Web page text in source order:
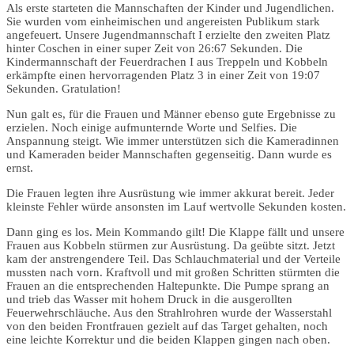
Als erste starteten die Mannschaften der Kinder und Jugendlichen.
Sie wurden vom einheimischen und angereisten Publikum stark
angefeuert. Unsere Jugendmannschaft I erzielte den zweiten Platz
hinter Coschen in einer super Zeit von 26:67 Sekunden. Die
Kindermannschaft der Feuerdrachen I aus Treppeln und Kobbeln
erkämpfte einen hervorragenden Platz 3 in einer Zeit von 19:07
Sekunden. Gratulation!
Nun galt es, für die Frauen und Männer ebenso gute Ergebnisse zu
erzielen. Noch einige aufmunternde Worte und Selfies. Die
Anspannung steigt. Wie immer unterstützen sich die Kameradinnen
und Kameraden beider Mannschaften gegenseitig. Dann wurde es
ernst.
Die Frauen legten ihre Ausrüstung wie immer akkurat bereit. Jeder
kleinste Fehler würde ansonsten im Lauf wertvolle Sekunden kosten.
Dann ging es los. Mein Kommando gilt! Die Klappe fällt und unsere
Frauen aus Kobbeln stürmen zur Ausrüstung. Da geübte sitzt. Jetzt
kam der anstrengendere Teil. Das Schlauchmaterial und der Verteile
mussten nach vorn. Kraftvoll und mit großen Schritten stürmten die
Frauen an die entsprechenden Haltepunkte. Die Pumpe sprang an
und trieb das Wasser mit hohem Druck in die ausgerollten
Feuerwehrschläuche. Aus den Strahlrohren wurde der Wasserstahl
von den beiden Frontfrauen gezielt auf das Target gehalten, noch
eine leichte Korrektur und die beiden Klappen gingen nach oben.